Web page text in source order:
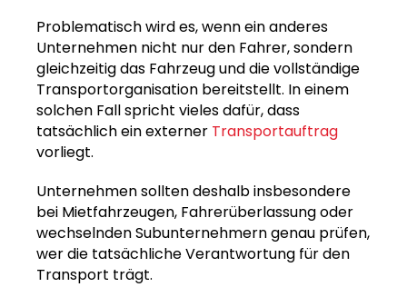
Problematisch wird es, wenn ein anderes
Unternehmen nicht nur den Fahrer, sondern
gleichzeitig das Fahrzeug und die vollständige
Transportorganisation bereitstellt. In einem
solchen Fall spricht vieles dafür, dass
tatsächlich ein externer Transportauftrag
vorliegt.
Unternehmen sollten deshalb insbesondere
bei Mietfahrzeugen, Fahrerüberlassung oder
wechselnden Subunternehmern genau prüfen,
wer die tatsächliche Verantwortung für den
Transport trägt.